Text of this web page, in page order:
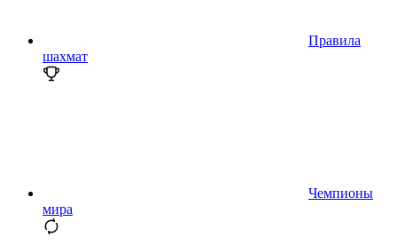
Правила
шахмат
Чемпионы
мира